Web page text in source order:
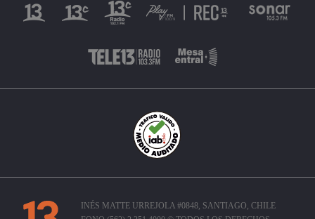
INÉS MATTE URREJOLA #0848, SANTIAGO, CHILE